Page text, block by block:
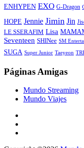
ENHYPEN EXO G-Dragon
HOPE Jennie Jimin Jin
LE SSERAFIM Lisa
Seventeen SHINee SM
SUGA Super Junior Taeyeon
Páginas Amigas
Mundo Streaming
Mundo Viajes